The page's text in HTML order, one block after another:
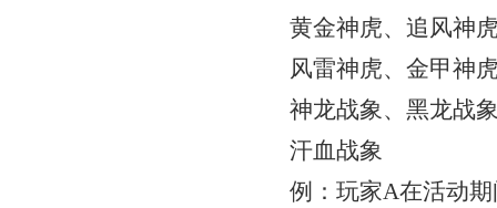
黄金神虎、追风神
风雷神虎、金甲神
神龙战象、黑龙战
汗血战象
例：玩家A在活动